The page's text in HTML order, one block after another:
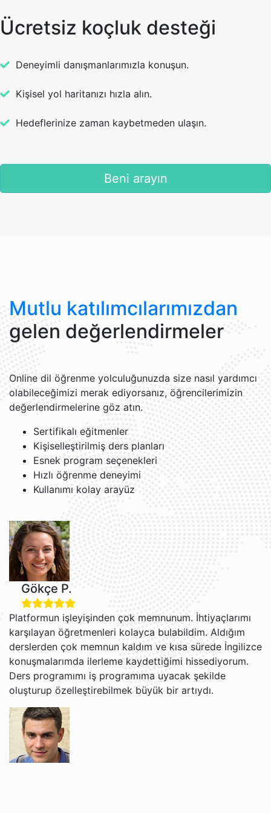
Ücretsiz koçluk desteği
Deneyimli danışmanlarımızla konuşun.
Kişisel yol haritanızı hızla alın.
Hedeflerinize zaman kaybetmeden ulaşın.
Beni arayın
Mutlu katılımcılarımızdan
gelen değerlendirmeler
Online dil öğrenme yolculuğunuzda size nasıl yardımcı
olabileceğimizi merak ediyorsanız, öğrencilerimizin
değerlendirmelerine göz atın.
Sertifikalı eğitmenler
Kişiselleştirilmiş ders planları
Esnek program seçenekleri
Hızlı öğrenme deneyimi
Kullanımı kolay arayüz
Gökçe P.
Platformun işleyişinden çok memnunum. İhtiyaçlarımı
karşılayan öğretmenleri kolayca bulabildim. Aldığım
derslerden çok memnun kaldım ve kısa sürede İngilizce
konuşmalarımda ilerleme kaydettiğimi hissediyorum.
Ders programımı iş programıma uyacak şekilde
oluşturup özelleştirebilmek büyük bir artıydı.